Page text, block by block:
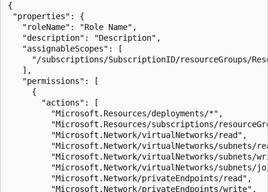
{
"properties": {
   "roleName": "Role Name",
   "description": "Description",
   "assignableScopes": [
"/subscriptions/SubscriptionID/resourceGroups/
   ],
   "permissions": [
     {
       "actions": [
         "Microsoft.Resources/deployments/*",
"Microsoft.Resources/subscriptions/
         "Microsoft.Network/virtualNetworks/read",
"Microsoft.Network/virtualNetworks/subnets/
"Microsoft.Network/virtualNetworks/subnets/
"Microsoft.Network/virtualNetworks/subnets/
         "Microsoft.Network/privateEndpoints/read",
         "Microsoft.Network/privateEndpoints/write",